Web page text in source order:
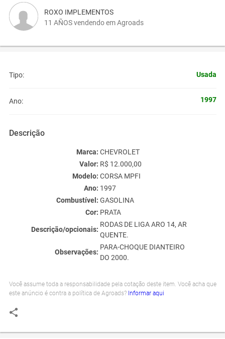
ROXO IMPLEMENTOS
11 AÑOS vendendo em Agroads
Tipo: Usada
Ano: 1997
Descrição
Marca: CHEVROLET
Valor: R$ 12.000,00
Modelo: CORSA MPFI
Ano: 1997
Combustível: GASOLINA
Cor: PRATA
Descrição/opcionais:
RODAS DE LIGA ARO 14, AR
QUENTE.
Observações:
PARA-CHOQUE DIANTEIRO
DO 2000.
Você assume toda a responsabilidade pela cotação deste item. Você acha que
este anúncio é contra a política de Agroads? Informar aqui